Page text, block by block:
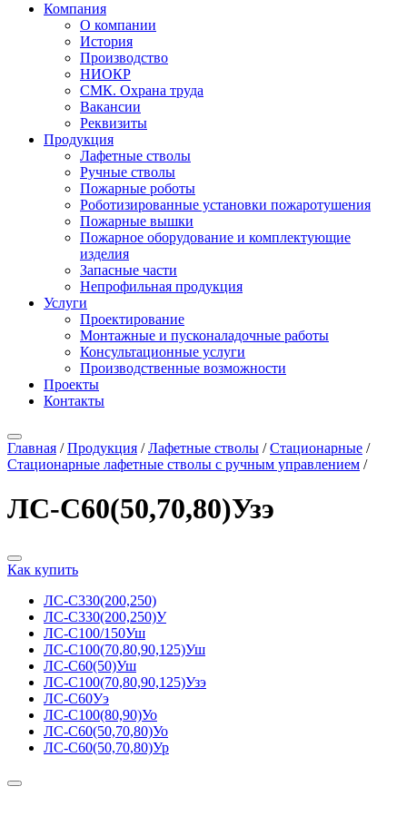
Компания
О компании
История
Производство
НИОКР
СМК. Охрана труда
Вакансии
Реквизиты
Продукция
Лафетные стволы
Ручные стволы
Пожарные роботы
Роботизированные установки пожаротушения
Пожарные вышки
Пожарное оборудование и комплектующие
изделия
Запасные части
Непрофильная продукция
Услуги
Проектирование
Монтажные и пусконаладочные работы
Консультационные услуги
Производственные возможности
Проекты
Контакты
Главная /Продукция /Лафетные стволы /Стационарные /
Стационарные лафетные стволы с ручным управлением /
ЛС-С60(50,70,80)Узэ
Как купить
ЛС-С330(200,250)
ЛС-С330(200,250)У
ЛС-С100/150Уш
ЛС-С100(70,80,90,125)Уш
ЛС-С60(50)Уш
ЛС-С100(70,80,90,125)Узэ
ЛС-С60Уэ
ЛС-С100(80,90)Уо
ЛС-С60(50,70,80)Уо
ЛС-С60(50,70,80)Ур